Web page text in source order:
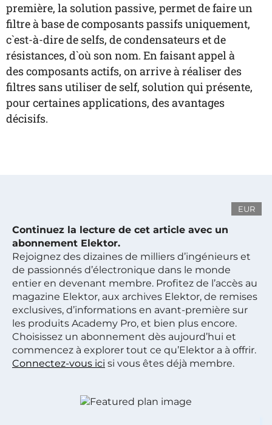
première, la solution passive, permet de faire un
filtre à base de composants passifs uniquement,
c`est-à-dire de selfs, de condensateurs et de
résistances, d`où son nom. En faisant appel à
des composants actifs, on arrive à réaliser des
filtres sans utiliser de self, solution qui présente,
pour certaines applications, des avantages
décisifs.
EUR
Continuez la lecture de cet article avec un
abonnement Elektor.
Rejoignez des dizaines de milliers d’ingénieurs et
de passionnés d’électronique dans le monde
entier en devenant membre. Profitez de l’accès au
magazine Elektor, aux archives Elektor, de remises
exclusives, d’informations en avant-première sur
les produits Academy Pro, et bien plus encore.
Choisissez un abonnement dès aujourd’hui et
commencez à explorer tout ce qu’Elektor a à offrir.
Connectez-vous ici si vous êtes déjà membre.